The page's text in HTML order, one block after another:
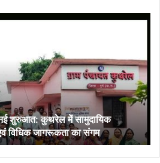
नई शुरुआत: कुथरेल में सामुदायिक
विधिक जागरूकता का संगम